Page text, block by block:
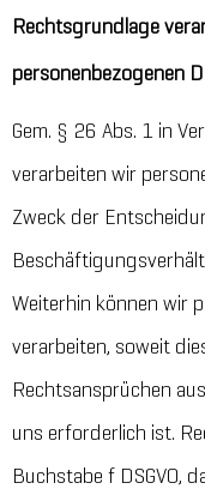
Rechtsgrundlage
personenbezogenen
Gem. § 26 Abs. 1 in
verarbeiten wir
Zweck der
Weiterhin können wir
verarbeiten, soweit
Rechtsansprüchen
uns erforderlich ist.
Buchstabe f DSGVO,